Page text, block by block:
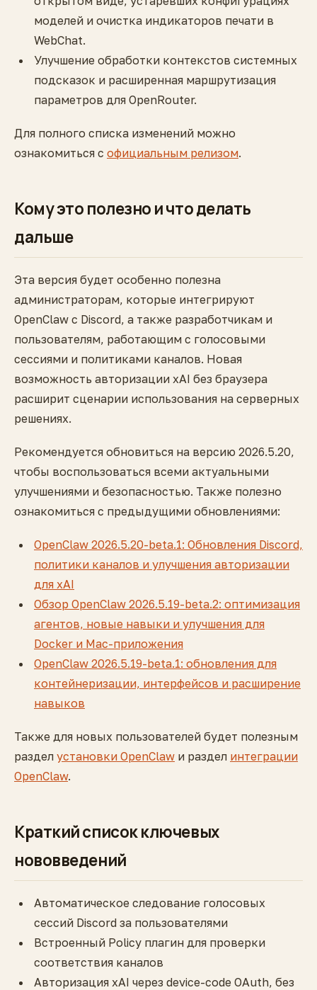
моделей и очистка индикаторов печати в
WebChat.
Улучшение обработки контекстов системных
подсказок и расширенная маршрутизация
параметров для OpenRouter.
Для полного списка изменений можно
ознакомиться с официальным релизом.
Кому это полезно и что делать
дальше
Эта версия будет особенно полезна
администраторам, которые интегрируют
OpenClaw с Discord, а также разработчикам и
пользователям, работающим с голосовыми
сессиями и политиками каналов. Новая
возможность авторизации xAI без браузера
расширит сценарии использования на серверных
решениях.
Рекомендуется обновиться на версию 2026.5.20,
чтобы воспользоваться всеми актуальными
улучшениями и безопасностью. Также полезно
ознакомиться с предыдущими обновлениями:
OpenClaw 2026.5.20-beta.1: Обновления Discord,
политики каналов и улучшения авторизации
для xAI
Обзор OpenClaw 2026.5.19-beta.2: оптимизация
агентов, новые навыки и улучшения для
Docker и Mac-приложения
OpenClaw 2026.5.19-beta.1: обновления для
контейнеризации, интерфейсов и расширение
навыков
Также для новых пользователей будет полезным
раздел установки OpenClaw и раздел интеграции
OpenClaw.
Краткий список ключевых
нововведений
Автоматическое следование голосовых
сессий Discord за пользователями
Встроенный Policy плагин для проверки
соответствия каналов
Авторизация xAI через device-code OAuth, без